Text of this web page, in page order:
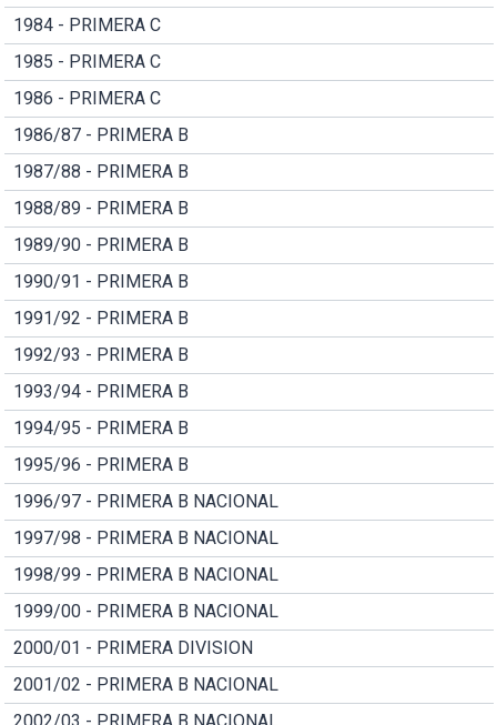
1984 - PRIMERA C
1985 - PRIMERA C
1986 - PRIMERA C
1986/87 - PRIMERA B
1987/88 - PRIMERA B
1988/89 - PRIMERA B
1989/90 - PRIMERA B
1990/91 - PRIMERA B
1991/92 - PRIMERA B
1992/93 - PRIMERA B
1993/94 - PRIMERA B
1994/95 - PRIMERA B
1995/96 - PRIMERA B
1996/97 - PRIMERA B NACIONAL
1997/98 - PRIMERA B NACIONAL
1998/99 - PRIMERA B NACIONAL
1999/00 - PRIMERA B NACIONAL
2000/01 - PRIMERA DIVISION
2001/02 - PRIMERA B NACIONAL